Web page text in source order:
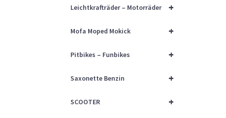
+
Leichtkrafträder – Motorräder
+
Mofa Moped Mokick
+
Pitbikes – Funbikes
+
Saxonette Benzin
+
SCOOTER